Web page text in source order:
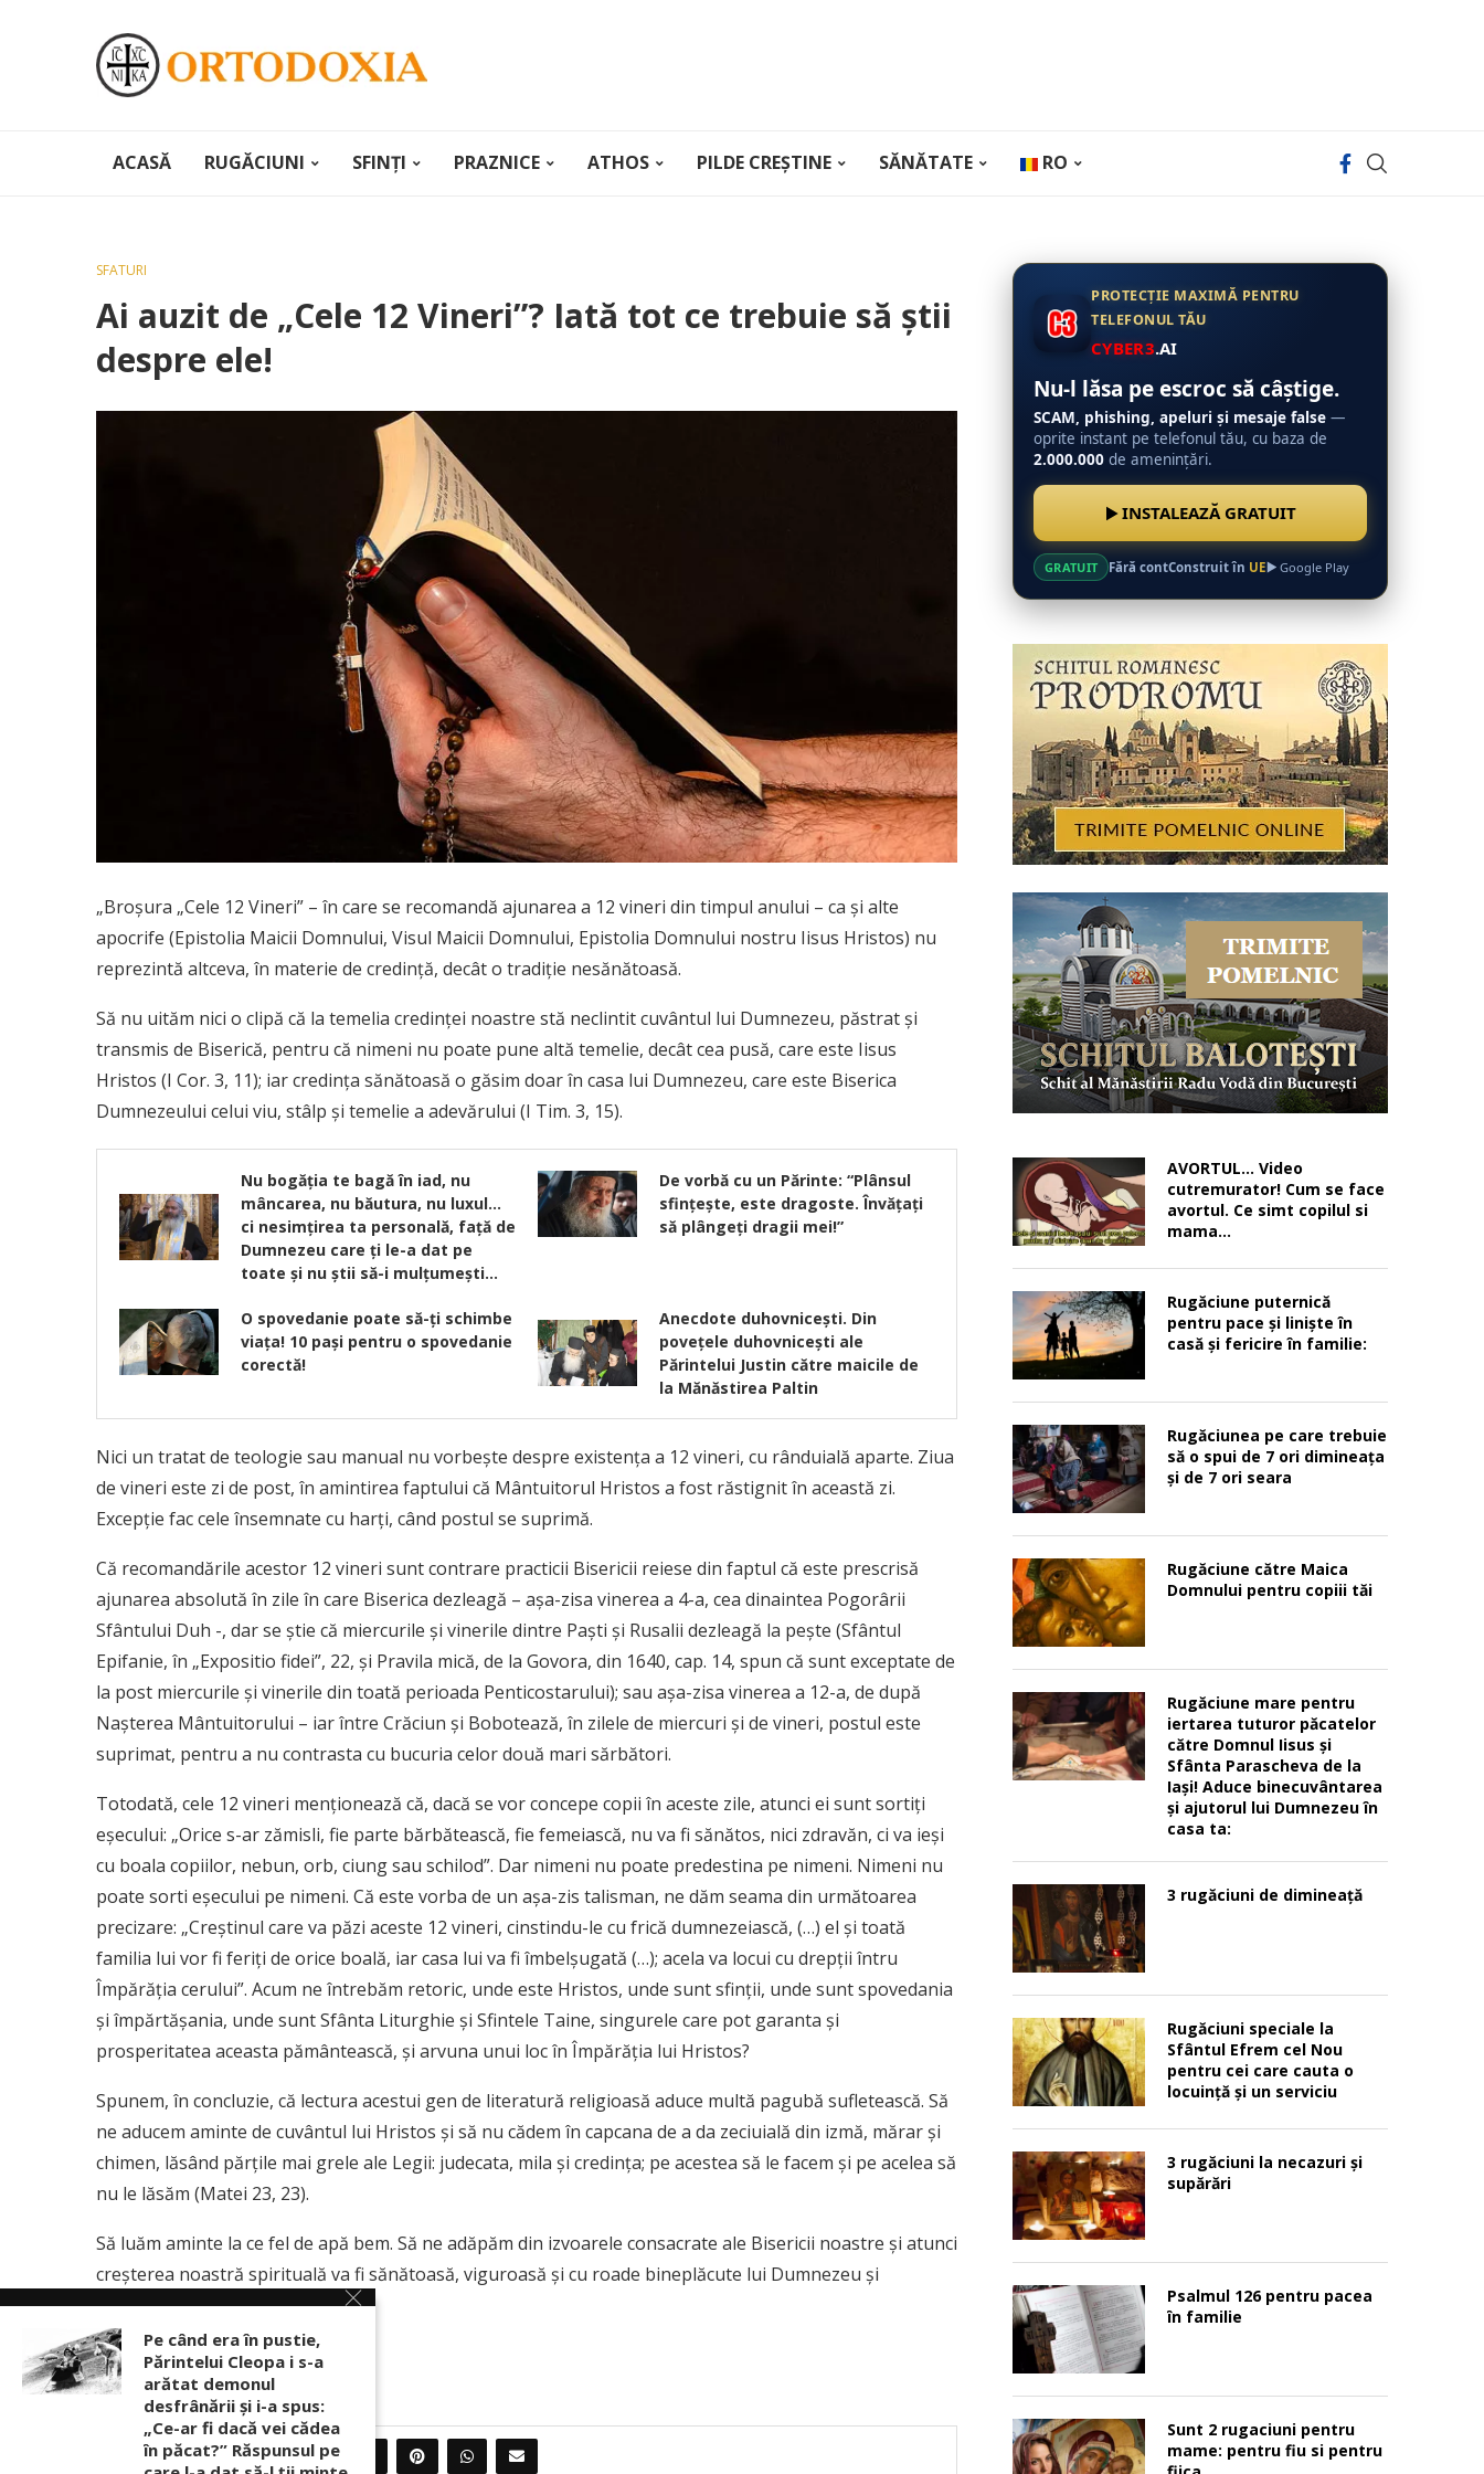
ACASĂ RUGĂCIUNI SFINȚI PRAZNICE ATHOS PILDE CREȘTINE SĂNĂTATE RO
SFATURI
Ai auzit de „Cele 12 Vineri”? Iată tot ce trebuie să știi
despre ele!
„Broşura „Cele 12 Vineri” – în care se recomandă ajunarea a 12 vineri din timpul anului – ca şi alte
apocrife (Epistolia Maicii Domnului, Visul Maicii Domnului, Epistolia Domnului nostru Iisus Hristos) nu
reprezintă altceva, în materie de credinţă, decât o tradiţie nesănătoasă.
Să nu uităm nici o clipă că la temelia credinţei noastre stă neclintit cuvântul lui Dumnezeu, păstrat şi
transmis de Biserică, pentru că nimeni nu poate pune altă temelie, decât cea pusă, care este Iisus
Hristos (I Cor. 3, 11); iar credinţa sănătoasă o găsim doar în casa lui Dumnezeu, care este Biserica
Dumnezeului celui viu, stâlp şi temelie a adevărului (I Tim. 3, 15).
Nu bogăția te bagă în iad, nu
mâncarea, nu băutura, nu luxul…
ci nesimțirea ta personală, față de
Dumnezeu care ți le-a dat pe
toate și nu știi să-i mulțumești…
De vorbă cu un Părinte: “Plânsul
sfințește, este dragoste. Învățați
să plângeți dragii mei!”
O spovedanie poate să-ți schimbe
viața! 10 pași pentru o spovedanie
corectă!
Anecdote duhovnicești. Din
povețele duhovnicești ale
Părintelui Justin către maicile de
la Mănăstirea Paltin
Nici un tratat de teologie sau manual nu vorbeşte despre existenţa a 12 vineri, cu rânduială aparte. Ziua
de vineri este zi de post, în amintirea faptului că Mântuitorul Hristos a fost răstignit în această zi.
Excepţie fac cele însemnate cu harţi, când postul se suprimă.
Că recomandările acestor 12 vineri sunt contrare practicii Bisericii reiese din faptul că este prescrisă
ajunarea absolută în zile în care Biserica dezleagă – aşa-zisa vinerea a 4-a, cea dinaintea Pogorârii
Sfântului Duh -, dar se ştie că miercurile şi vinerile dintre Paşti şi Rusalii dezleagă la peşte (Sfântul
Epifanie, în „Expositio fidei”, 22, şi Pravila mică, de la Govora, din 1640, cap. 14, spun că sunt exceptate de
la post miercurile şi vinerile din toată perioada Penticostarului); sau aşa-zisa vinerea a 12-a, de după
Naşterea Mântuitorului – iar între Crăciun şi Bobotează, în zilele de miercuri şi de vineri, postul este
suprimat, pentru a nu contrasta cu bucuria celor două mari sărbători.
Totodată, cele 12 vineri menţionează că, dacă se vor concepe copii în aceste zile, atunci ei sunt sortiţi
eşecului: „Orice s-ar zămisli, fie parte bărbătească, fie femeiască, nu va fi sănătos, nici zdravăn, ci va ieşi
cu boala copiilor, nebun, orb, ciung sau schilod”. Dar nimeni nu poate predestina pe nimeni. Nimeni nu
poate sorti eşecului pe nimeni. Că este vorba de un aşa-zis talisman, ne dăm seama din următoarea
precizare: „Creştinul care va păzi aceste 12 vineri, cinstindu-le cu frică dumnezeiască, (…) el şi toată
familia lui vor fi feriţi de orice boală, iar casa lui va fi îmbelşugată (…); acela va locui cu drepţii întru
Împărăţia cerului”. Acum ne întrebăm retoric, unde este Hristos, unde sunt sfinţii, unde sunt spovedania
şi împărtăşania, unde sunt Sfânta Liturghie şi Sfintele Taine, singurele care pot garanta şi
prosperitatea aceasta pământească, şi arvuna unui loc în Împărăţia lui Hristos?
Spunem, în concluzie, că lectura acestui gen de literatură religioasă aduce multă pagubă sufletească. Să
ne aducem aminte de cuvântul lui Hristos şi să nu cădem în capcana de a da zeciuială din izmă, mărar şi
chimen, lăsând părţile mai grele ale Legii: judecata, mila şi credinţa; pe acestea să le facem şi pe acelea să
nu le lăsăm (Matei 23, 23).
Să luăm aminte la ce fel de apă bem. Să ne adăpăm din izvoarele consacrate ale Bisericii noastre şi atunci
creşterea noastră spirituală va fi sănătoasă, viguroasă şi cu roade bineplăcute lui Dumnezeu şi
semenilor.
sursa http://ziarullumina.ro
PARTAJEAZA 0
PROTECȚIE MAXIMĂ PENTRU
TELEFONUL TĂU
CYBER3.AI
Nu-l lăsa pe escroc să câștige.
SCAM, phishing, apeluri și mesaje false —
oprite instant pe telefonul tău, cu baza de
2.000.000 de amenințări.
INSTALEAZĂ GRATUIT
GRATUIT Fără contConstruit în UE Google Play
AVORTUL… Video
cutremurator! Cum se face
avortul. Ce simt copilul si
mama…
Rugăciune puternică
pentru pace şi linişte în
casă şi fericire în familie:
Rugăciunea pe care trebuie
să o spui de 7 ori dimineața
și de 7 ori seara
Rugăciune către Maica
Domnului pentru copiii tăi
Rugăciune mare pentru
iertarea tuturor păcatelor
către Domnul Iisus şi
Sfânta Parascheva de la
Iaşi! Aduce binecuvântarea
şi ajutorul lui Dumnezeu în
casa ta:
3 rugăciuni de dimineață
Rugăciuni speciale la
Sfântul Efrem cel Nou
pentru cei care cauta o
locuinţă şi un serviciu
3 rugăciuni la necazuri și
supărări
Psalmul 126 pentru pacea
în familie
Sunt 2 rugaciuni pentru
mame: pentru fiu si pentru
Pe când era în pustie,
Părintelui Cleopa i s-a
arătat demonul
desfrânării şi i-a spus:
„Ce-ar fi dacă vei cădea
în păcat?” Răspunsul pe